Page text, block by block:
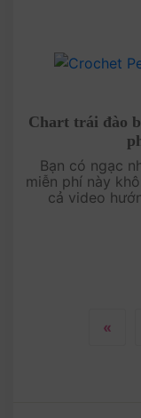
Chart trái đào
Bạn có ngạc
miễn phí này
cả video
«